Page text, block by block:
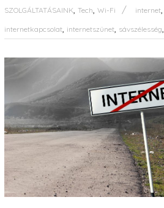
SZOLGÁLTATÁSAINK, Tech, Wi-Fi internet,
internetkapcsolat, internetszünet, sávszélesség,